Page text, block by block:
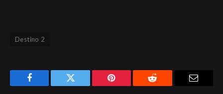
Destino 2
Facebook Twitter Pinterest Reddit